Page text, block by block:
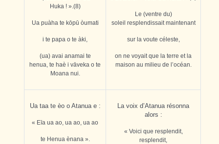
Huka ! ».(8)
Ua puàha te kōpū òumati
i te papa o te àki,
(ua) avai anamai te
henua, te haè i vāveka o te
Moana nui.
Le (ventre du)
soleil resplendissait maintenant
sur la voute céleste,
on ne voyait que la terre et la
maison au milieu de l’océan.
Ua taa te èo o Atanua e :
« Eīa ua ao, ua ao, ua ao
te Henua ènana ».
La voix d’Atanua résonna
alors :
« Voici que resplendit,
resplendit,